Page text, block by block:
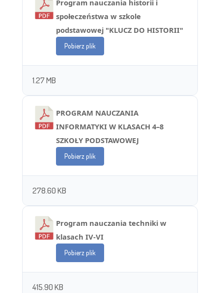
Program nauczania historii i
społeczeństwa w szkole
podstawowej "KLUCZ DO HISTORII"
Pobierz plik
1.27 MB
PROGRAM NAUCZANIA
INFORMATYKI W KLASACH 4–8
SZKOŁY PODSTAWOWEJ
Pobierz plik
278.60 KB
Program nauczania techniki w
klasach IV-VI
Pobierz plik
415.90 KB